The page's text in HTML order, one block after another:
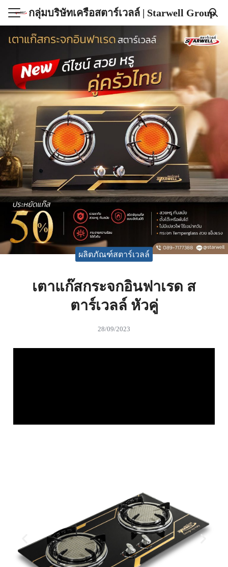
กลุ่มบริษัทเครือสตาร์เวลล์ | Starwell Group
ฑ์สตาร์เวลล์
ผลิตภัณฑ์สตาร์เวลล์
เตาแก๊สกระจกอินฟาเรด ส
ตาร์เวลล์ หัวคู่
28/09/2023